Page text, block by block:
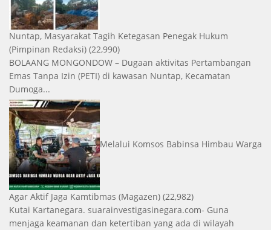
Nuntap, Masyarakat Tagih Ketegasan Penegak Hukum
(Pimpinan Redaksi) (22,990)
BOLAANG MONGONDOW – Dugaan aktivitas Pertambangan
Emas Tanpa Izin (PETI) di kawasan Nuntap, Kecamatan
Dumoga...
Melalui Komsos Babinsa Himbau Warga
Agar Aktif Jaga Kamtibmas (Magazen) (22,982)
Kutai Kartanegara. suarainvestigasinegara.com- Guna
menjaga keamanan dan ketertiban yang ada di wilayah